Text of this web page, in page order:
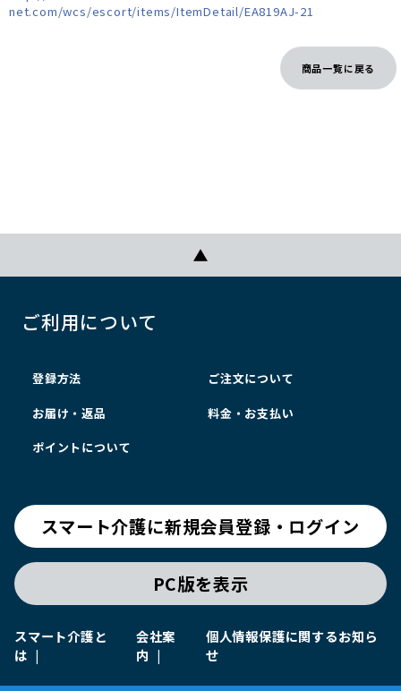
net.com/wcs/escort/items/ItemDetail/EA819AJ-21
商品一覧に戻る
ご利用について
登録方法 ご注文について
お届け・返品 料金・お支払い
ポイントについて
スマート介護に新規会員登録・ログイン
PC版を表示
スマート介護と
は
会社案
内
個人情報保護に関するお知ら
せ